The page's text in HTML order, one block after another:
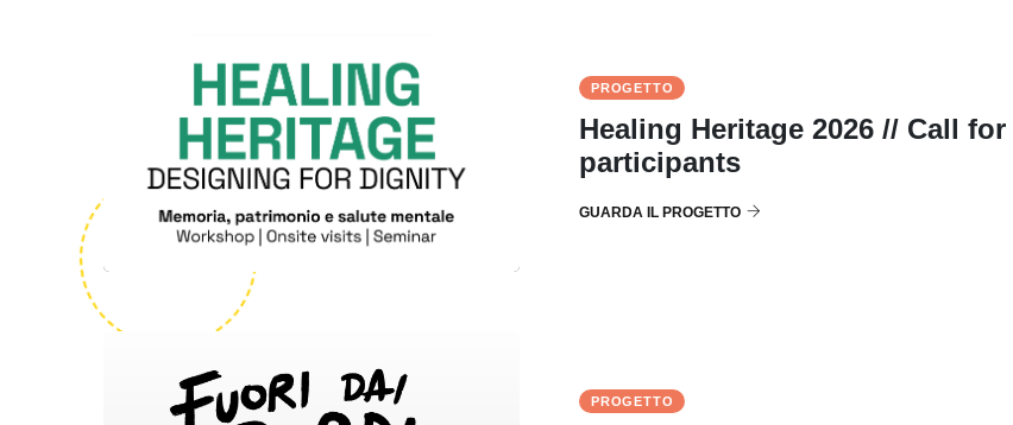
PROGETTO
Healing Heritage 2026 // Call for
participants
GUARDA IL PROGETTO
PROGETTO